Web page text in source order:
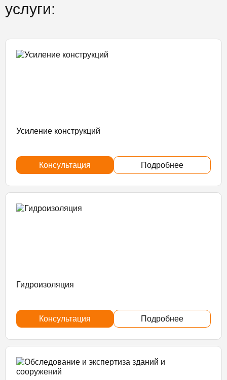
услуги:
Усиление конструкций
Консультация Подробнее
Гидроизоляция
Консультация Подробнее